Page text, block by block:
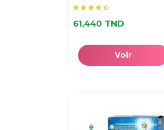
61,440 TND
Voir